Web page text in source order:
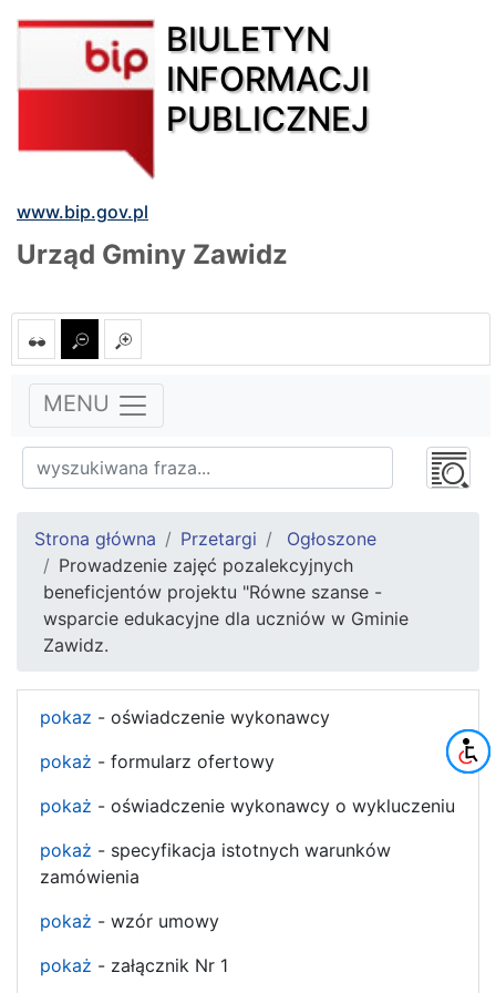
BIULETYN
INFORMACJI
PUBLICZNEJ
www.bip.gov.pl
Urząd Gminy Zawidz
MENU
Strona główna Przetargi
Ogłoszone
Prowadzenie zajęć pozalekcyjnych
beneficjentów projektu "Równe szanse -
wsparcie edukacyjne dla uczniów w Gminie
Zawidz.
pokaz - oświadczenie wykonawcy
pokaż - formularz ofertowy
pokaż - oświadczenie wykonawcy o wykluczeniu
pokaż - specyfikacja istotnych warunków
zamówienia
pokaż - wzór umowy
pokaż - załącznik Nr 1